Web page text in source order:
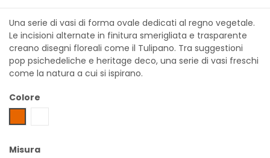
Una serie di vasi di forma ovale dedicati al regno vegetale.
Le incisioni alternate in finitura smerigliata e trasparente
creano disegni floreali come il Tulipano. Tra suggestioni
pop psichedeliche e heritage deco, una serie di vasi freschi
come la natura a cui si ispirano.
Colore
Misura